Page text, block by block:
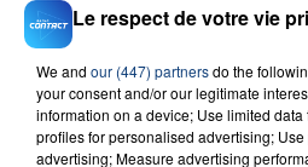
23 juillet 2026
INCENDIE MORTEL À
SON BÉBÉ ENTRE LA VIE
Le respect de votre vie
We and our (447) partnersdo the
your consent and/or our legitimate
information on a device; Use limited
profiles for personalised advertising;
advertising; Measure advertising